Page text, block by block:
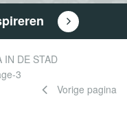
IN DE STAD
3
Vorige pagina